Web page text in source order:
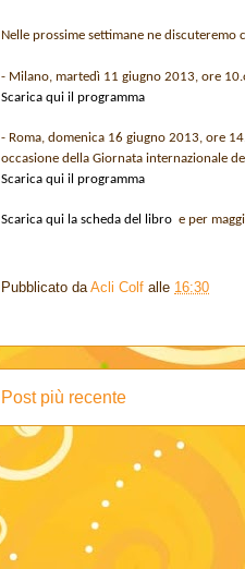
Nelle prossime settimane ne
- Milano, martedì 11 giugno 2013, ore
Scarica qui il programma
- Roma, domenica 16 giugno 2013, ore
occasione della Giornata internazionale
Scarica qui il programma
Scarica qui la scheda del libro e per
Pubblicato daAcli Colf alle 16:30
Post più recente